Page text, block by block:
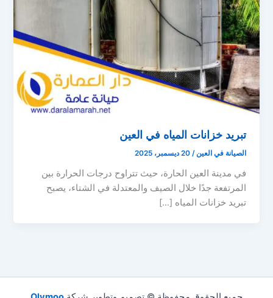
تبريد خزانات المياه في العين
الصيانة في العين/20 ديسمبر، 2025
في مدينة العين الحارة، حيث تتراوح درجات الحرارة بين
المرتفعة جدًا خلال الصيف والمعتدلة في الشتاء، يصبح
تبريد خزانات المياه […]